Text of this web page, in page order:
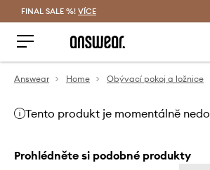
FINAL SALE %! VÍCE
Answear Home Obývací pokoj a ložnice
Tento produkt je momentálně
Prohlédněte si podobné produkty